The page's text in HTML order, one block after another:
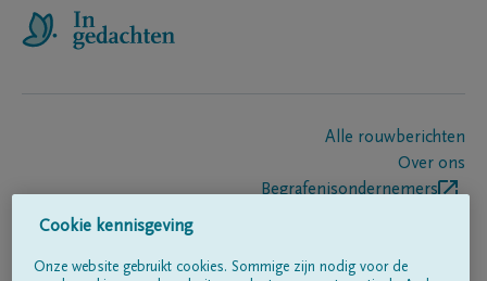
Alle rouwberichten
Over ons
Begrafenisondernemers
Cookie kennisgeving
Onze website gebruikt cookies. Sommige zijn nodig voor de